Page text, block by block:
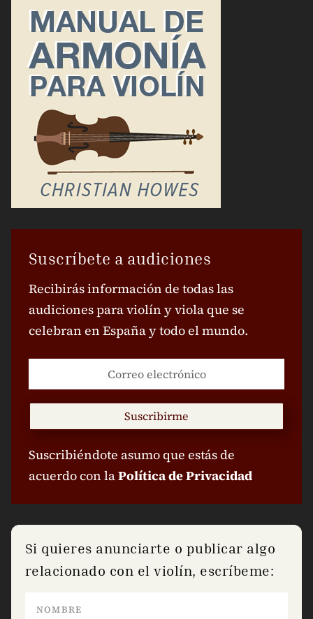
Suscríbete a audiciones
Recibirás información de todas las
audiciones para violín y viola que se
celebran en España y todo el mundo.
Suscribirme
Suscribiéndote asumo que estás de
acuerdo con laPolítica de Privacidad
Si quieres anunciarte o publicar algo
relacionado con el violín, escríbeme: